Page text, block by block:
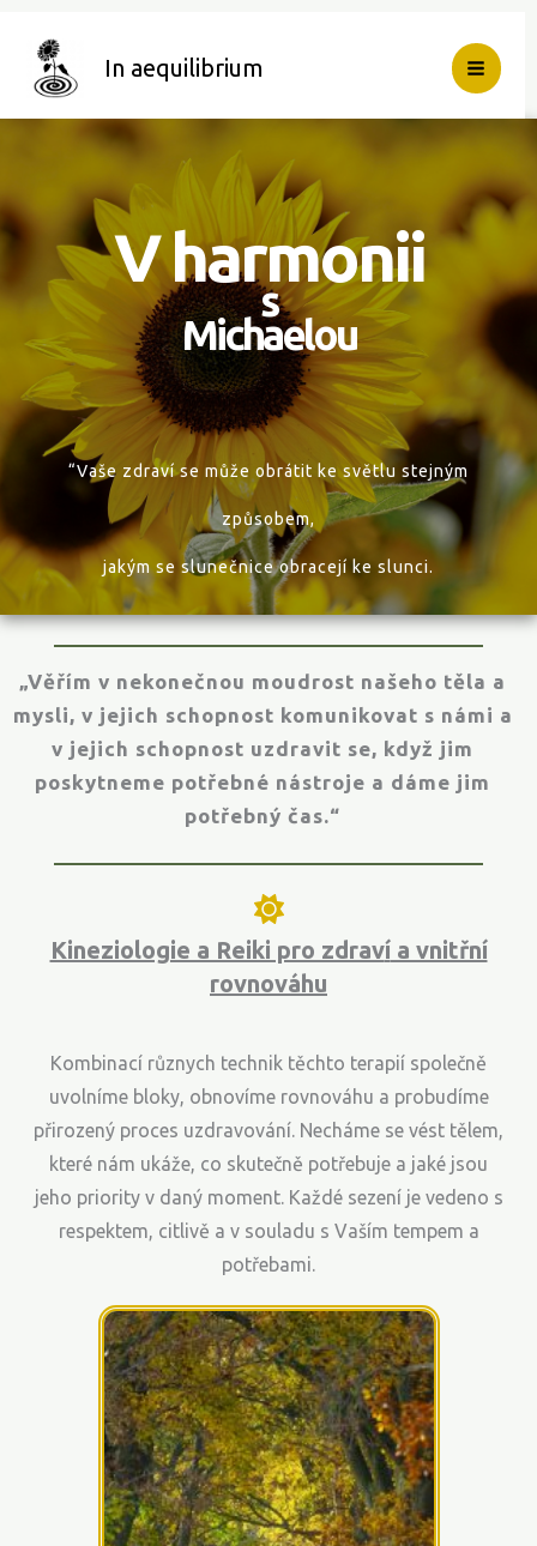
contenuto
In aequilibrium
V harmonii
s
Michaelou
“Vaše zdraví se může obrátit ke světlu stejným
způsobem,
jakým se slunečnice obracejí ke slunci.
„Věřím v nekonečnou moudrost našeho těla a
mysli, v jejich schopnost komunikovat s námi a
v jejich schopnost uzdravit se, když jim
poskytneme potřebné nástroje a dáme jim
potřebný čas.“
Kineziologie a Reiki pro zdravía vnitřní
rovnováhu
Kombinací různych technik těchto terapií společně
uvolníme bloky, obnovíme rovnováhu a probudíme
přirozený proces uzdravování. Necháme se vést tělem,
které nám ukáže, co skutečně potřebuje a jaké jsou
jeho priority v daný moment. Každé sezení je vedeno s
respektem, citlivě a v souladu s Vaším tempem a
potřebami.